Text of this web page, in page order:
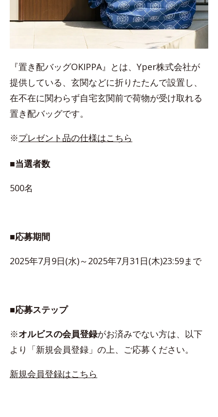
『置き配バッグOKIPPA』とは、Yper株式会社が
提供している、玄関などに折りたたんで設置し、
在不在に関わらず自宅玄関前で荷物が受け取れる
置き配バッグです。
※プレゼント品の仕様はこちら
■当選者数
500名
■応募期間
2025年7月9日(水)～2025年7月31日(木)23:59まで
■応募ステップ
※オルビスの会員登録がお済みでない方は、以下
より「新規会員登録」の上、ご応募ください。
新規会員登録はこちら